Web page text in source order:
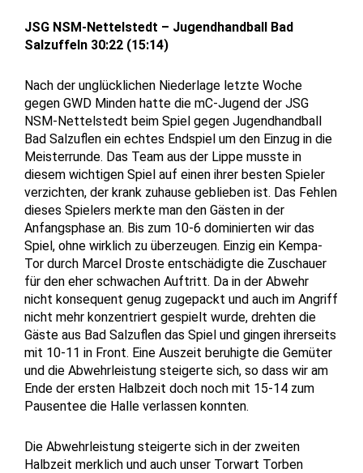
JSG NSM-Nettelstedt – Jugendhandball Bad
Salzuffeln 30:22 (15:14)
Nach der unglücklichen Niederlage letzte Woche
gegen GWD Minden hatte die mC-Jugend der JSG
NSM-Nettelstedt beim Spiel gegen Jugendhandball
Bad Salzuflen ein echtes Endspiel um den Einzug in die
Meisterrunde. Das Team aus der Lippe musste in
diesem wichtigen Spiel auf einen ihrer besten Spieler
verzichten, der krank zuhause geblieben ist. Das Fehlen
dieses Spielers merkte man den Gästen in der
Anfangsphase an. Bis zum 10-6 dominierten wir das
Spiel, ohne wirklich zu überzeugen. Einzig ein Kempa-
Tor durch Marcel Droste entschädigte die Zuschauer
für den eher schwachen Auftritt. Da in der Abwehr
nicht konsequent genug zugepackt und auch im Angriff
nicht mehr konzentriert gespielt wurde, drehten die
Gäste aus Bad Salzuflen das Spiel und gingen ihrerseits
mit 10-11 in Front. Eine Auszeit beruhigte die Gemüter
und die Abwehrleistung steigerte sich, so dass wir am
Ende der ersten Halbzeit doch noch mit 15-14 zum
Pausentee die Halle verlassen konnten.
Die Abwehrleistung steigerte sich in der zweiten
Halbzeit merklich und auch unser Torwart Torben